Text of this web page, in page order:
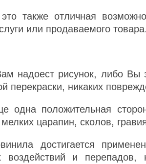
также отличная
или продаваемого
надоест рисунок, либо Вы
перекраски, никаких
одна положительная
царапин, сколов,
достигается
воздействий и